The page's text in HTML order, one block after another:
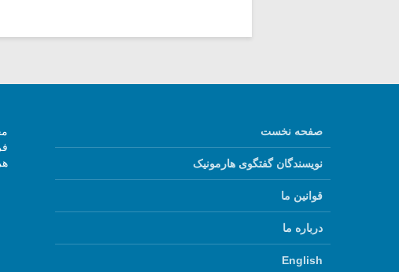
صفحه نخست
نویسندگان گفتگوی هارمونیک
قوانین ما
درباره ما
English